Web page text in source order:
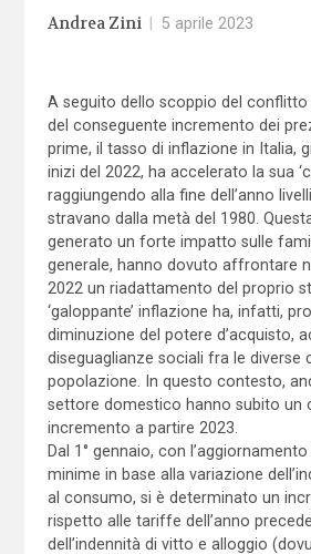
Andrea Zini 5 aprile 2023
A seguito dello scoppio del conflitto
del conse­guente incremento dei
prime, il tasso di infla­zione in Italia,
inizi del 2022, ha accelerato la sua
raggiungendo alla fine dell’anno
stravano dalla metà del 1980.
generato un forte impatto sulle
generale, hanno dovuto affrontare
2022 un riadattamento del proprio
‘galoppante’ inflazione ha, infatti,
diminuzione del potere d’acquisto,
diseguaglianze sociali fra le diverse
popolazione. In questo contesto,
settore domestico hanno subito un
incremento a partire 2023.
Dal 1° gennaio, con
minime in base alla variazione
al consumo, si è determinato un
rispetto alle tariffe dell’anno
dell’in­dennità di vitto e alloggio